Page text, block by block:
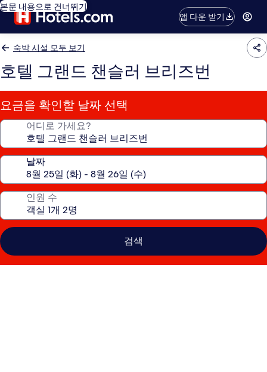
본문 내용으로 건너뛰기
앱 다운 받기
숙박 시설 모두 보기
호텔 그랜드 챈슬러 브리즈번
요금을 확인할 날짜 선택
어디로 가세요?
날짜
인원 수
검색